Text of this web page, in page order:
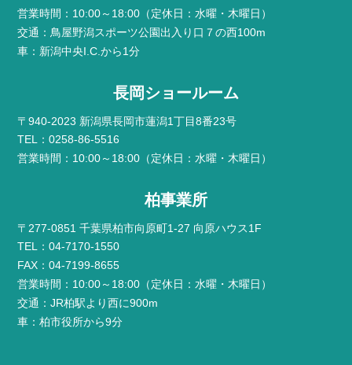
営業時間：10:00～18:00（定休日：水曜・木曜日）
交通：鳥屋野潟スポーツ公園出入り口７の西100m
車：新潟中央I.C.から1分
長岡ショールーム
〒940-2023 新潟県長岡市蓮潟1丁目8番23号
TEL：0258-86-5516
営業時間：10:00～18:00（定休日：水曜・木曜日）
柏事業所
〒277-0851 千葉県柏市向原町1-27 向原ハウス1F
TEL：04-7170-1550
FAX：04-7199-8655
営業時間：10:00～18:00（定休日：水曜・木曜日）
交通：JR柏駅より西に900m
車：柏市役所から9分